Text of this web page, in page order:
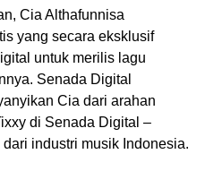
Cia Althafunnisa
yang secara eksklusif
untuk merilis lagu
Senada Digital
Cia dari arahan
di Senada Digital –
industri musik Indonesia.